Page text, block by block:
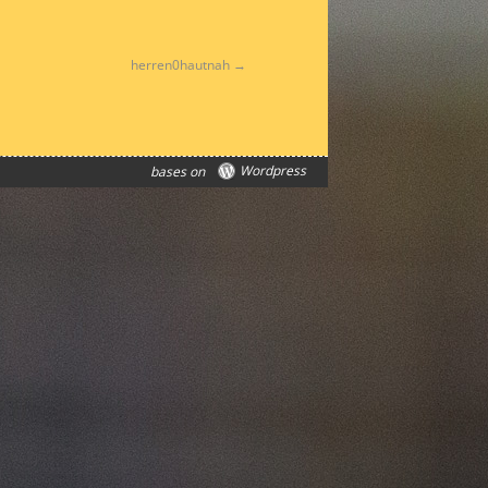
herren0hautnah
bases on Wordpress